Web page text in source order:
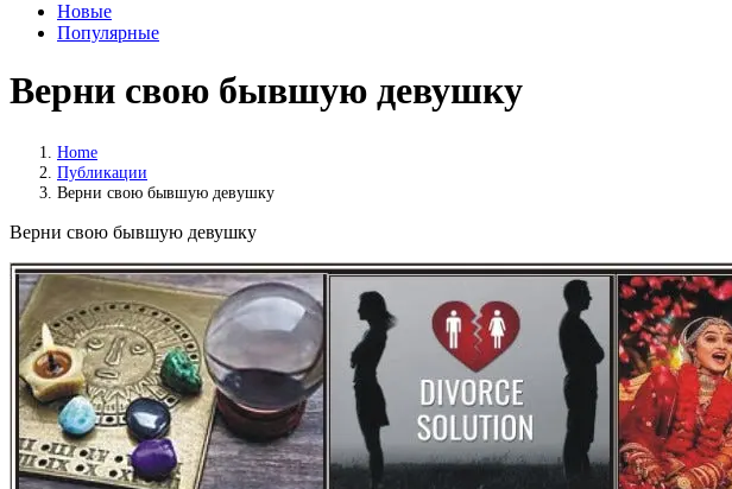
Новые
Популярные
Верни свою бывшую девушку
Home
Публикации
Верни свою бывшую девушку
Верни свою бывшую девушку